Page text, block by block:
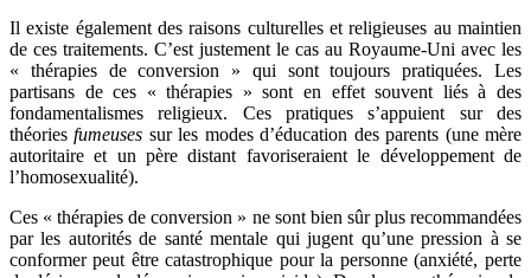
Il existe également des raisons culturelles et religieuses au maintien
de ces traitements. C’est justement le cas au Royaume-Uni avec les
« thérapies de conversion » qui sont toujours pratiquées. Les
partisans de ces « thérapies » sont en effet souvent liés à des
fondamentalismes religieux. Ces pratiques s’appuient sur des
théoriesfumeuses sur les modes d’éducation des parents (une mère
autoritaire et un père distant favoriseraient le développement de
l’homosexualité).
Ces « thérapies de conversion » ne sont bien sûr plus recommandées
par les autorités de santé mentale qui jugent qu’une pression à se
conformer peut être catastrophique pour la personne (anxiété, perte